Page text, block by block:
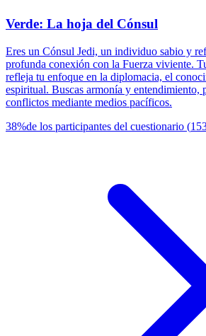
Verde: La hoja del Cónsul
Eres un Cónsul Jedi, un individuo sabio y
profunda conexión con la Fuerza viviente.
refleja tu enfoque en la diplomacia, el
espiritual. Buscas armonía y entendimiento,
conflictos mediante medios pacíficos.
38%de los participantes del cuestionario (